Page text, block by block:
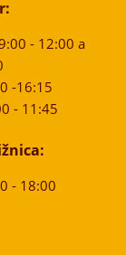
- 12:00 a
-16:15
- 11:45
- 18:00